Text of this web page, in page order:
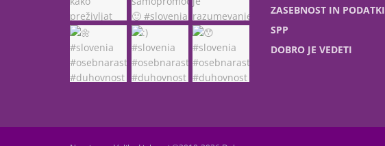
ZASEBNOST IN PODATKI
SPP
DOBRO JE VEDETI